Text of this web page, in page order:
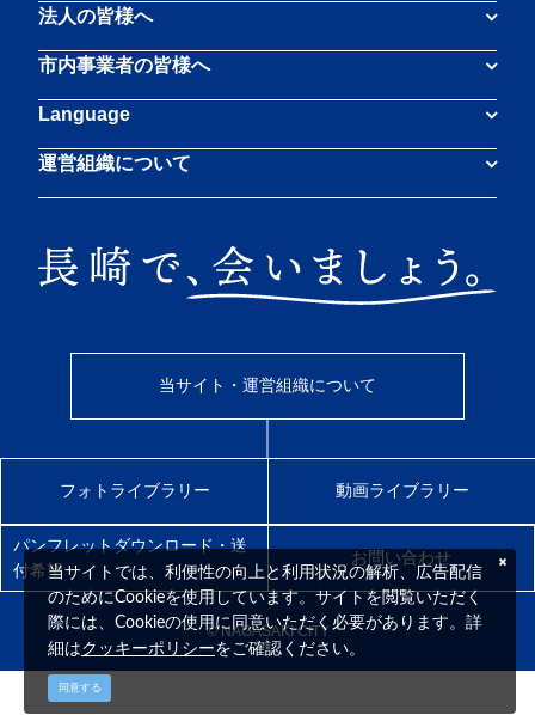
法人の皆様へ
市内事業者の皆様へ
Language
運営組織について
当サイト・運営組織について
フォトライブラリー 動画ライブラリー
パンフレットダウンロード・送
付希望
お問い合わせ
© NAGASAKI CITY
当サイトでは、利便性の向上と利用状況の解析、広告配信
のためにCookieを使用しています。サイトを閲覧いただく
際には、Cookieの使用に同意いただく必要があります。詳
細はクッキーポリシーをご確認ください。
同意する